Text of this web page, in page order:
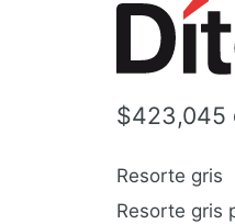
$423,045
Resorte gris
Resorte gris